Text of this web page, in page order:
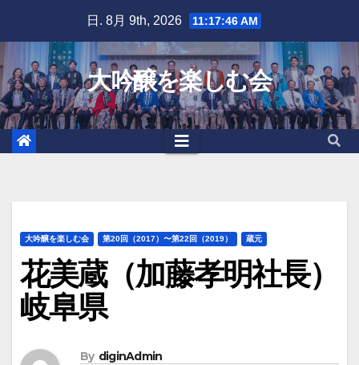
content
日. 8月 9th, 2026 11:17:47 AM
大吟醸を楽しむ会
大吟醸を楽しむ会 第20回（2017）〜第22回（2019） 蔵元
花美蔵（加藤孝明社長）
岐阜県
By diginAdmin